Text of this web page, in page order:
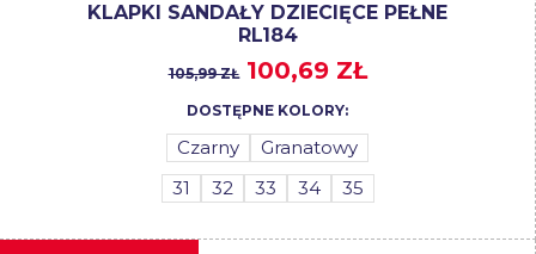
KLAPKI SANDAŁY DZIECIĘCE PEŁNE
RL184
105,99 ZŁ 100,69 ZŁ
DOSTĘPNE KOLORY:
Czarny
Granatowy
31
32 33 34 35